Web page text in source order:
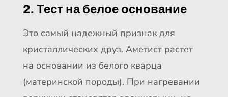
2. Тест на белое основание
Это самый надежный признак для
кристаллических друз. Аметист растет
на основании из белого кварца
(материнской породы). При нагревании